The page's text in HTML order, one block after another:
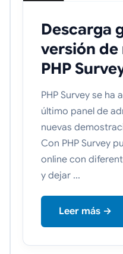
Descarga
versión
PHP
PHP Survey se
último panel de
nuevas
Con PHP Survey
online con
y dejar ...
Leer más →